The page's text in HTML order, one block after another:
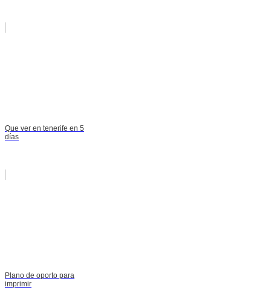
Que ver en tenerife en 5
días
Plano de oporto para
imprimir